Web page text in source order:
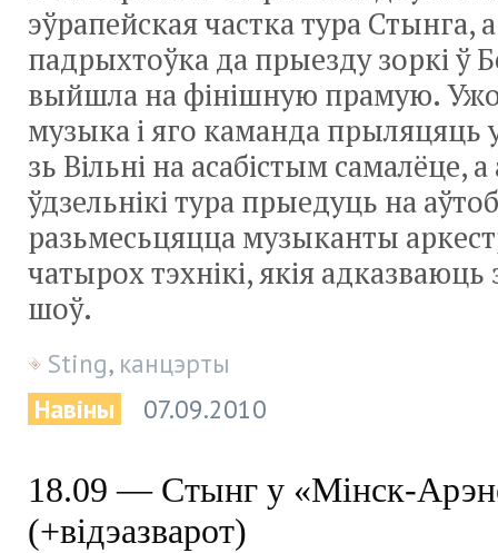
эўрапейская частка тура Стынга,
падрыхтоўка да прыезду зоркі ў
выйшла на фінішную прамую.
музыка і яго каманда прыляцяць
зь Вільні на асабістым самалёце, а
ўдзельнікі тура прыедуць на
разьмесьцяцца музыканты
чатырох тэхнікі, якія
шоў.
Sting, канцэрты
Навіны
07.09.2010
18.09 — Стынг у «Мінск-
(+відэазварот)